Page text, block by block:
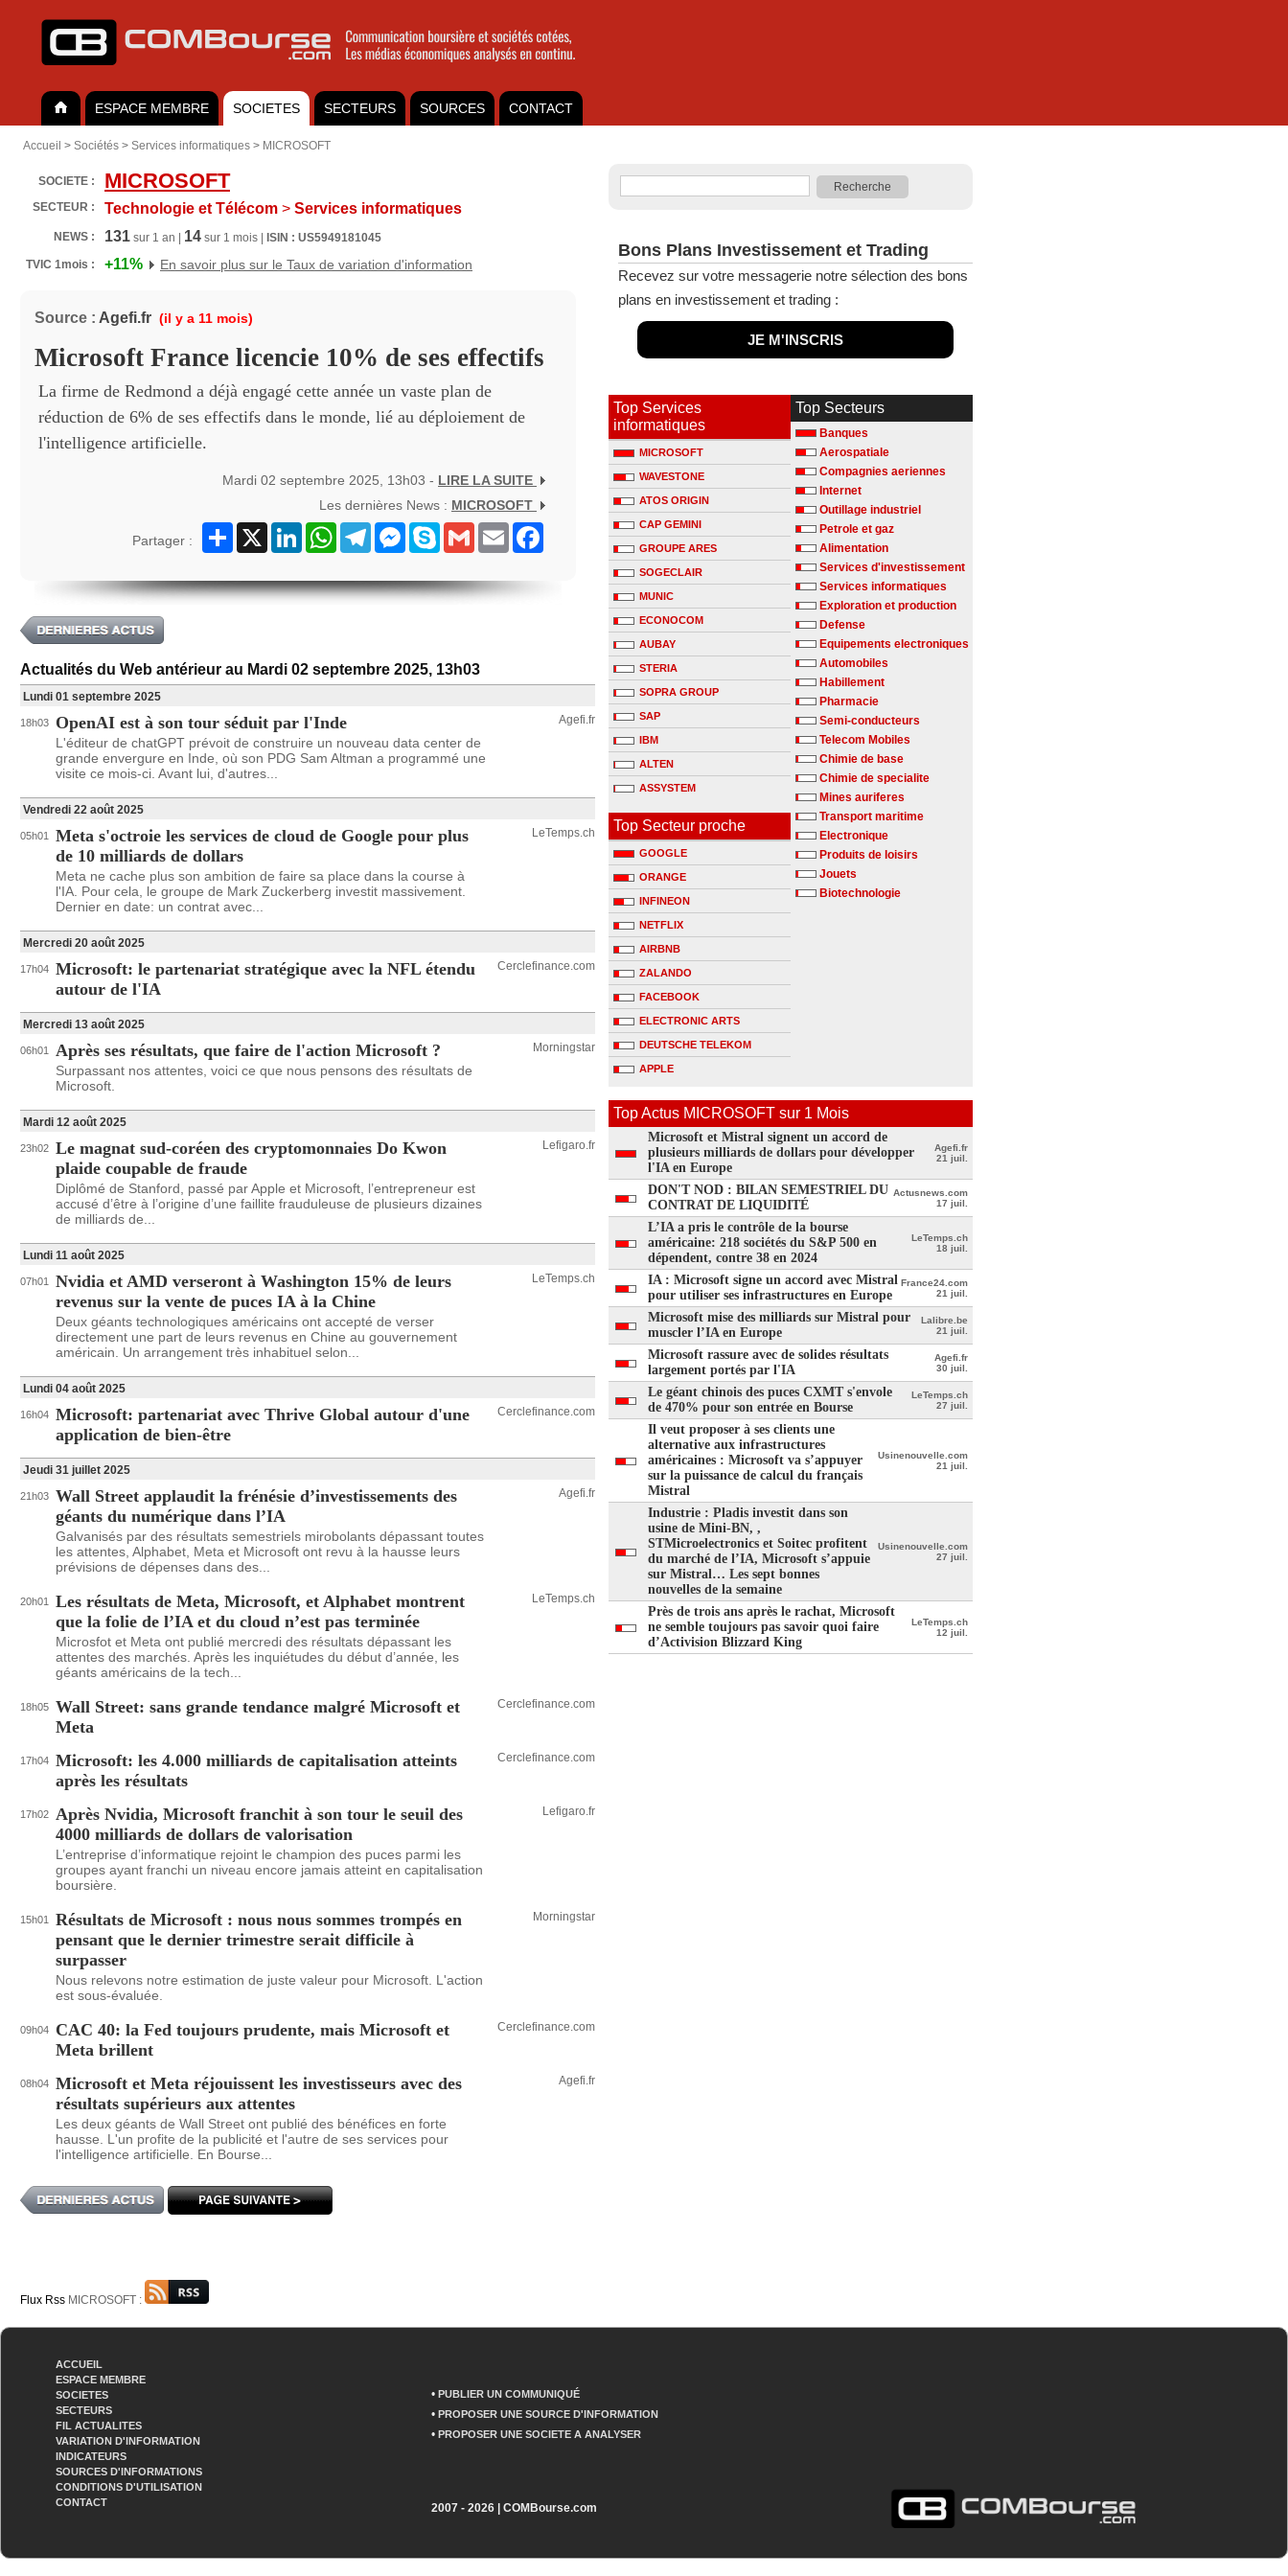
ESPACE MEMBRE SOCIETES SECTEURS SOURCES CONTACT
Accueil > Sociétés > Services informatiques > MICROSOFT
SOCIETE : MICROSOFT
SECTEUR : Technologie et Télécom > Services informatiques
NEWS : 131 sur 1 an | 14 sur 1 mois |
ISIN : US5949181045
TVIC 1mois :
+11% En savoir plus sur le Taux de variation d'information
Source : Agefi.fr (il y a 11 mois)
Microsoft France licencie 10% de ses effectifs
La firme de Redmond a déjà engagé cette année un vaste plan de
réduction de 6% de ses effectifs dans le monde, lié au déploiement de
l'intelligence artificielle.
Mardi 02 septembre 2025, 13h03 - LIRE LA SUITE
Les dernières News : MICROSOFT
Partager :
Partager
X LinkedInWhatsAppTelegramMessenger
Skype Gmail Email
Actualités du Web antérieur au Mardi 02 septembre 2025, 13h03
Lundi 01 septembre 2025
18h03 OpenAI est à son tour séduit par l'Inde
L'éditeur de chatGPT prévoit de construire un nouveau data center de
grande envergure en Inde, où son PDG Sam Altman a programmé une
visite ce mois-ci. Avant lui, d'autres...
Agefi.fr
Vendredi 22 août 2025
05h01
Meta s'octroie les services de cloud de Google pour plus
de 10 milliards de dollars
Meta ne cache plus son ambition de faire sa place dans la course à
l'IA. Pour cela, le groupe de Mark Zuckerberg investit massivement.
Dernier en date: un contrat avec...
LeTemps.ch
Mercredi 20 août 2025
17h04 Microsoft: le partenariat stratégique avec la NFL étendu
autour de l'IA
Cerclefinance.com
Mercredi 13 août 2025
06h01 Après ses résultats, que faire de l'action Microsoft ?
Surpassant nos attentes, voici ce que nous pensons des résultats de
Microsoft.
Morningstar
Mardi 12 août 2025
23h02 Le magnat sud-coréen des cryptomonnaies Do Kwon
plaide coupable de fraude
Diplômé de Stanford, passé par Apple et Microsoft, l’entrepreneur est
accusé d’être à l’origine d’une faillite frauduleuse de plusieurs dizaines
de milliards de...
Lefigaro.fr
Lundi 11 août 2025
07h01
Nvidia et AMD verseront à Washington 15% de leurs
revenus sur la vente de puces IA à la Chine
Deux géants technologiques américains ont accepté de verser
directement une part de leurs revenus en Chine au gouvernement
américain. Un arrangement très inhabituel selon...
LeTemps.ch
Lundi 04 août 2025
16h04 Microsoft: partenariat avec Thrive Global autour d'une
application de bien-être
Cerclefinance.com
Jeudi 31 juillet 2025
21h03 Wall Street applaudit la frénésie d’investissements des
géants du numérique dans l’IA
Galvanisés par des résultats semestriels mirobolants dépassant toutes
les attentes, Alphabet, Meta et Microsoft ont revu à la hausse leurs
prévisions de dépenses dans des...
Agefi.fr
20h01
Les résultats de Meta, Microsoft, et Alphabet montrent
que la folie de l’IA et du cloud n’est pas terminée
Microsfot et Meta ont publié mercredi des résultats dépassant les
attentes des marchés. Après les inquiétudes du début d’année, les
géants américains de la tech...
LeTemps.ch
18h05 Wall Street: sans grande tendance malgré Microsoft et
Meta
Cerclefinance.com
17h04 Microsoft: les 4.000 milliards de capitalisation atteints
après les résultats
Cerclefinance.com
17h02 Après Nvidia, Microsoft franchit à son tour le seuil des
4000 milliards de dollars de valorisation
L’entreprise d’informatique rejoint le champion des puces parmi les
groupes ayant franchi un niveau encore jamais atteint en capitalisation
boursière.
Lefigaro.fr
15h01
Résultats de Microsoft : nous nous sommes trompés en
pensant que le dernier trimestre serait difficile à
surpasser
Nous relevons notre estimation de juste valeur pour Microsoft. L'action
est sous-évaluée.
Morningstar
09h04
CAC 40: la Fed toujours prudente, mais Microsoft et
Meta brillent
Cerclefinance.com
08h04 Microsoft et Meta réjouissent les investisseurs avec des
résultats supérieurs aux attentes
Les deux géants de Wall Street ont publié des bénéfices en forte
hausse. L'un profite de la publicité et l'autre de ses services pour
l'intelligence artificielle. En Bourse...
Agefi.fr
Flux Rss MICROSOFT :
Bons Plans Investissement et Trading
Recevez sur votre messagerie notre sélection des bons
plans en investissement et trading :
JE M'INSCRIS
Top Services
informatiques
MICROSOFT
WAVESTONE
ATOS ORIGIN
CAP GEMINI
GROUPE ARES
SOGECLAIR
MUNIC
ECONOCOM
AUBAY
STERIA
SOPRA GROUP
SAP
IBM
ALTEN
ASSYSTEM
Top Secteur proche
GOOGLE
ORANGE
INFINEON
NETFLIX
AIRBNB
ZALANDO
FACEBOOK
ELECTRONIC ARTS
DEUTSCHE TELEKOM
APPLE
Top Secteurs
Banques
Aerospatiale
Compagnies aeriennes
Internet
Outillage industriel
Petrole et gaz
Alimentation
Services d'investissement
Services informatiques
Exploration et production
Defense
Equipements electroniques
Automobiles
Habillement
Pharmacie
Semi-conducteurs
Telecom Mobiles
Chimie de base
Chimie de specialite
Mines auriferes
Transport maritime
Electronique
Produits de loisirs
Jouets
Biotechnologie
Top Actus MICROSOFT sur 1 Mois
Microsoft et Mistral signent un accord de
plusieurs milliards de dollars pour développer
l'IA en Europe
Agefi.fr
21 juil.
DON'T NOD : BILAN SEMESTRIEL DU
CONTRAT DE LIQUIDITÉ
Actusnews.com
17 juil.
L’IA a pris le contrôle de la bourse
américaine: 218 sociétés du S&P 500 en
dépendent, contre 38 en 2024
LeTemps.ch
18 juil.
IA : Microsoft signe un accord avec Mistral
pour utiliser ses infrastructures en Europe
France24.com
21 juil.
Microsoft mise des milliards sur Mistral pour
muscler l’IA en Europe
Lalibre.be
21 juil.
Microsoft rassure avec de solides résultats
largement portés par l'IA
Agefi.fr
30 juil.
Le géant chinois des puces CXMT s'envole
de 470% pour son entrée en Bourse
LeTemps.ch
27 juil.
Il veut proposer à ses clients une
alternative aux infrastructures
américaines : Microsoft va s’appuyer
sur la puissance de calcul du français
Mistral
Usinenouvelle.com
21 juil.
Industrie : Pladis investit dans son
usine de Mini-BN, ,
STMicroelectronics et Soitec profitent
du marché de l’IA, Microsoft s’appuie
sur Mistral… Les sept bonnes
nouvelles de la semaine
Usinenouvelle.com
27 juil.
Près de trois ans après le rachat, Microsoft
ne semble toujours pas savoir quoi faire
d’Activision Blizzard King
LeTemps.ch
12 juil.
ACCUEIL
ESPACE MEMBRE
SOCIETES
SECTEURS
FIL ACTUALITES
VARIATION D'INFORMATION
INDICATEURS
SOURCES D'INFORMATIONS
CONDITIONS D'UTILISATION
CONTACT
• PUBLIER UN COMMUNIQUÉ
• PROPOSER UNE SOURCE D'INFORMATION
• PROPOSER UNE SOCIETE A ANALYSER
2007 - 2026 | COMBourse.com